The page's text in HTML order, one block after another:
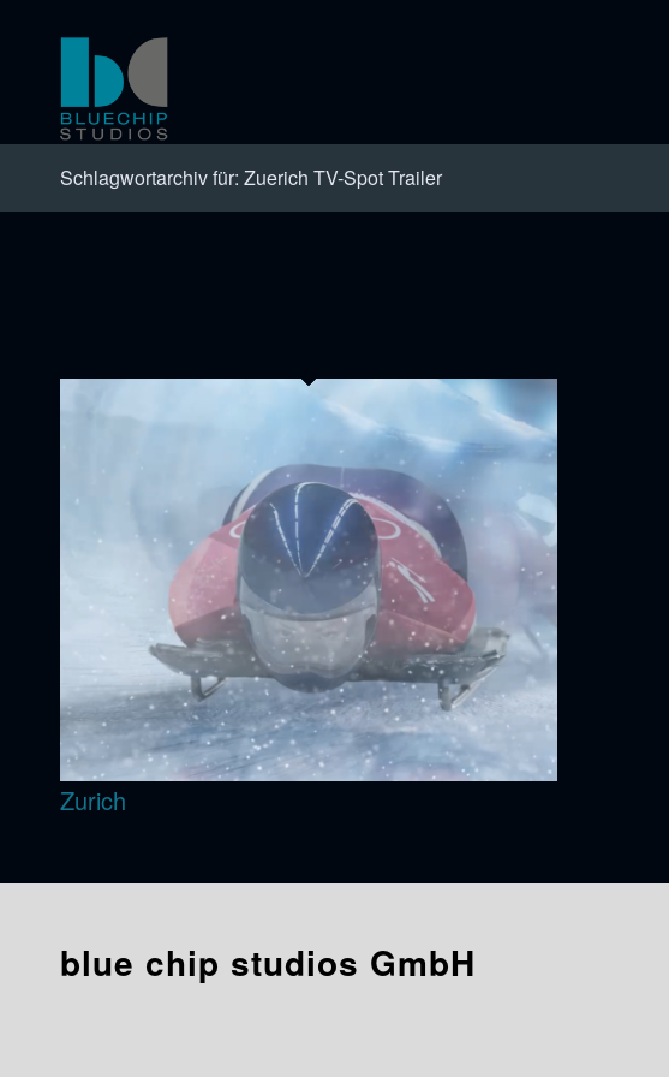
Schlagwortarchiv für: Zuerich TV-Spot Trailer
Zurich
blue chip studios GmbH